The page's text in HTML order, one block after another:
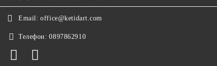
Email: office@ketidart.com
Телефон: 0897862910